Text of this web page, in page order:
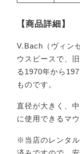
【商品詳細】
V.Bach（ヴィン
ウスピースで、
る1970年から
ものです。
直径が大きく、
に使用できるマ
※当店のレンタ